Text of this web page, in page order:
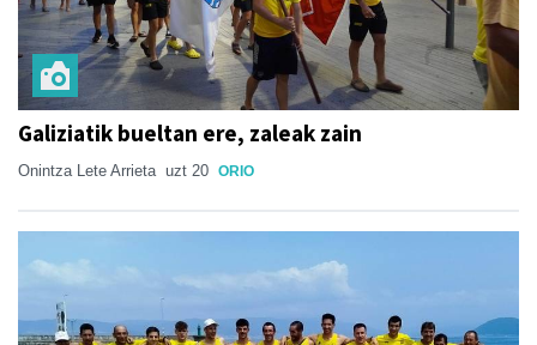
Galiziatik bueltan ere, zaleak zain
Onintza Lete Arrieta uzt 20 ORIO